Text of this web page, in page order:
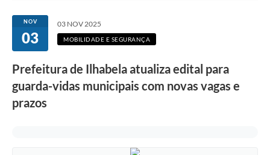
NOV
03
03 NOV 2025
MOBILIDADE E SEGURANÇA
Prefeitura de Ilhabela atualiza edital para
guarda-vidas municipais com novas vagas e
prazos